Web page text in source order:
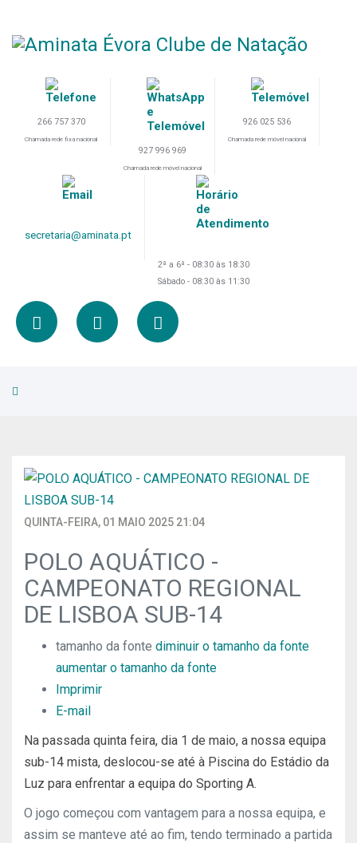
266 757 370
Chamada rede fixa nacional
927 996 969
Chamada rede móvel nacional
926 025 536
Chamada rede móvel nacional
secretaria@aminata.pt
2ª a 6ª - 08:30 às 18:30
Sábado - 08:30 às 11:30
QUINTA-FEIRA, 01 MAIO 2025 21:04
POLO AQUÁTICO -
CAMPEONATO REGIONAL
DE LISBOA SUB-14
tamanho da fonte diminuir o tamanho da fonte
aumentar o tamanho da fonte
Imprimir
E-mail
Na passada quinta feira, dia 1 de maio, a nossa equipa
sub-14 mista, deslocou-se até à Piscina do Estádio da
Luz para enfrentar a equipa do Sporting A.
O jogo começou com vantagem para a nossa equipa, e
assim se manteve até ao fim, tendo terminado a partida